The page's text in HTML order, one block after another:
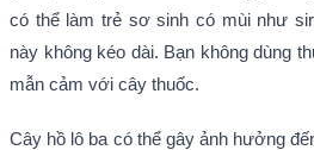
có thể làm trẻ sơ sinh có mùi như
này không kéo dài. Bạn không dùng
mẫn cảm với cây thuốc.
Cây hồ lô ba có thể gây ảnh hưởng